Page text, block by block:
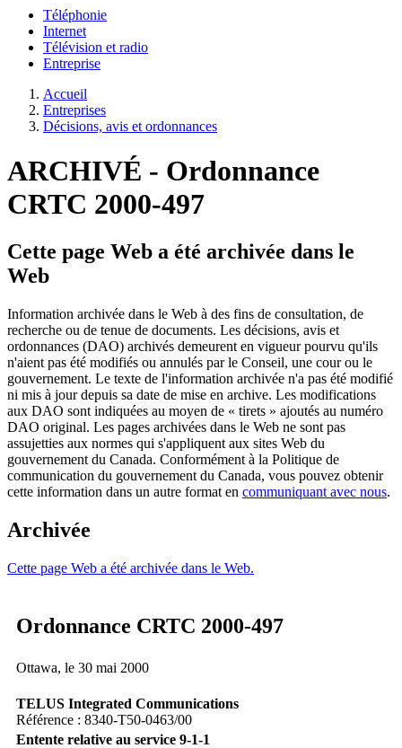
Téléphonie
Internet
Télévision et radio
Entreprise
Accueil
Entreprises
Décisions, avis et ordonnances
ARCHIVÉ - Ordonnance
CRTC 2000-497
Cette page Web a été archivée dans le
Web
Information archivée dans le Web à des fins de consultation, de
recherche ou de tenue de documents. Les décisions, avis et
ordonnances (DAO) archivés demeurent en vigueur pourvu qu'ils
n'aient pas été modifiés ou annulés par le Conseil, une cour ou le
gouvernement. Le texte de l'information archivée n'a pas été modifié
ni mis à jour depuis sa date de mise en archive. Les modifications
aux DAO sont indiquées au moyen de « tirets » ajoutés au numéro
DAO original. Les pages archivées dans le Web ne sont pas
assujetties aux normes qui s'appliquent aux sites Web du
gouvernement du Canada. Conformément à la Politique de
communication du gouvernement du Canada, vous pouvez obtenir
cette information dans un autre format en communiquant avec nous.
Archivée
Cette page Web a été archivée dans le Web.
Ordonnance CRTC 2000-497
Ottawa, le 30 mai 2000
TELUS Integrated Communications
Référence : 8340-T50-0463/00
Entente relative au service 9-1-1